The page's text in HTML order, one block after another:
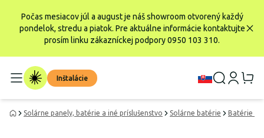
Počas mesiacov júl a august je náš showroom otvorený každý
pondelok, stredu a piatok. Pre aktuálne informácie kontaktujte
prosím linku zákazníckej podpory 0950 103 310.
Inštalácie
Solárne panely, batérie a iné príslušenstvo Solárne batérie Batérie